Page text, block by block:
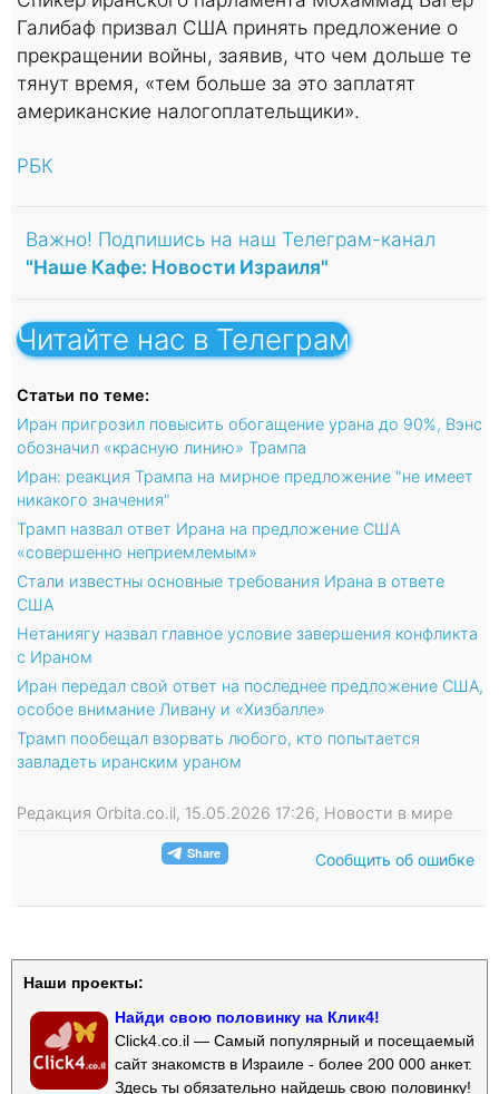
Галибаф призвал США принять предложение о
прекращении войны, заявив, что чем дольше те
тянут время, «тем больше за это заплатят
американские налогоплательщики».
РБК
Важно! Подпишись на наш Телеграм-канал
"Наше Кафе: Новости Израиля"
Читайте нас в Телеграм
Статьи по теме:
Иран пригрозил повысить обогащение урана до 90%, Вэнс
обозначил «красную линию» Трампа
Иран: реакция Трампа на мирное предложение "не имеет
никакого значения"
Трамп назвал ответ Ирана на предложение США
«совершенно неприемлемым»
Стали известны основные требования Ирана в ответе
США
Нетаниягу назвал главное условие завершения конфликта
с Ираном
Иран передал свой ответ на последнее предложение США,
особое внимание Ливану и «Хизбалле»
Трамп пообещал взорвать любого, кто попытается
завладеть иранским ураном
Редакция Orbita.co.il, 15.05.2026 17:26, Новости в мире
Сообщить об ошибке
Наши проекты:
Найди свою половинку на Клик4!
Click4.co.il — Самый популярный и посещаемый
сайт знакомств в Израиле - более 200 000 анкет.
Здесь ты обязательно найдешь свою половинку!